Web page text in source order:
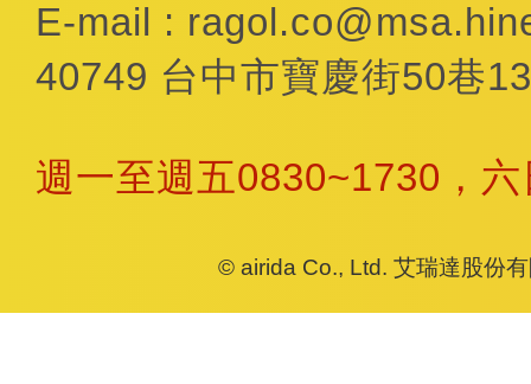
E-mail :
40749 台中市寶慶街50巷
週一至週五0830~1730，
© airida Co., Ltd. 艾瑞達股份